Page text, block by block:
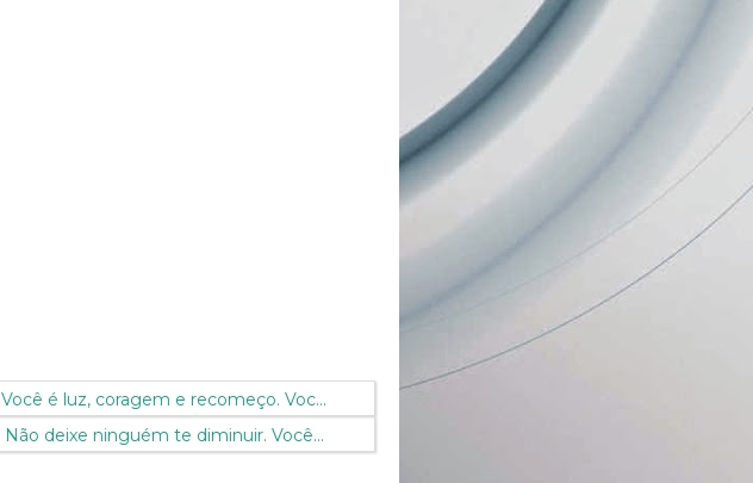
Você é luz, coragem e recomeço. Voc...
Não deixe ninguém te diminuir. Você...